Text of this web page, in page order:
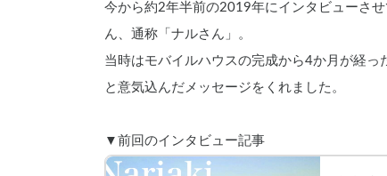
今から約2年半前の2019年にインタビューさ
ん、通称「ナルさん」。
当時はモバイルハウスの完成から4か月が経っ
と意気込んだメッセージをくれました。
▼前回のインタビュー記事